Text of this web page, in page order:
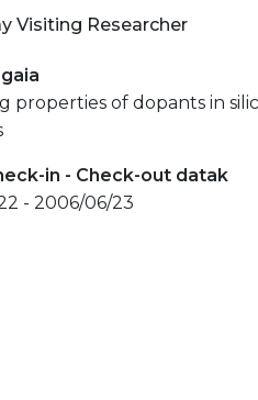
Visiting Researcher
properties of dopants in
in - Check-out datak
- 2006/06/23